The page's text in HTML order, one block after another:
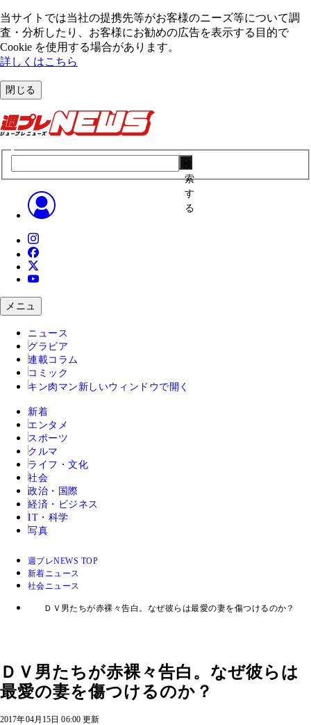
当サイトでは当社の提携先等がお客様のニーズ等について調
査・分析したり、お客様にお勧めの広告を表⽰する⽬的で
Cookie を使⽤する場合があります。
詳しくはこちら
閉じる
索
す
る
メニュ
ニュース
グラビア
連載コラム
コミック
キン肉マン 新しいウィンドウで開く
新着
エンタメ
スポーツ
クルマ
ライフ・文化
社会
政治・国際
経済・ビジネス
IT・科学
写真
週プレNEWS TOP
新着ニュース
社会ニュース
ＤＶ男たちが赤裸々告白。なぜ彼らは最愛の妻を傷つけるのか？
ＤＶ男たちが赤裸々告白。なぜ彼らは
最愛の妻を傷つけるのか？
2017年04月15日 06:00 更新